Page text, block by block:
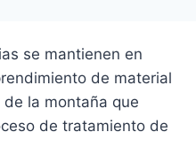
se mantienen en
de material
la montaña que
de tratamiento de